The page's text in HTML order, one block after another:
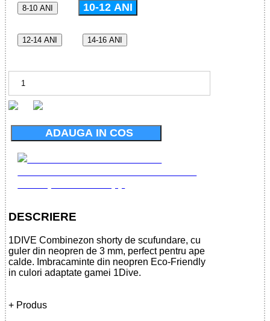
8-10 ANI 10-12 ANI
12-14 ANI 14-16 ANI
ADAUGA IN COS
DESCRIERE
1DIVE Combinezon shorty de scufundare, cu
guler din neopren de 3 mm, perfect pentru ape
calde. Imbracaminte din neopren Eco-Friendly
in culori adaptate gamei 1Dive.
+ Produs